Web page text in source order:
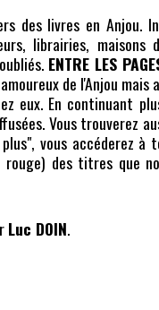
des livres en Anjou.
librairies, maisons
ENTRE LES
de l'Anjou mais
eux. En continuant
Vous trouverez
vous accéderez à
des titres que
Luc DOIN.